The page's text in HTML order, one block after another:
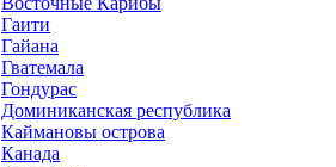
Гаити
Гайана
Гватемала
Гондурас
Доминиканская республика
Каймановы острова
Канада